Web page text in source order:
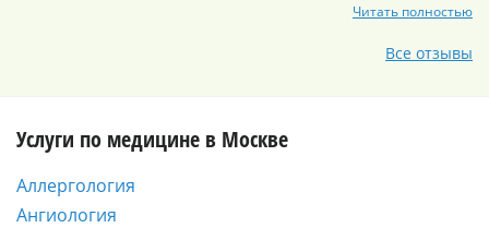
Читать полностью
Все отзывы
Услуги по медицине в Москве
Аллергология
Ангиология